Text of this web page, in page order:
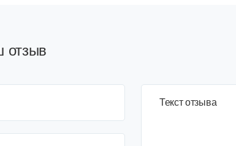
отзыв
Текст отзыва
3+6=